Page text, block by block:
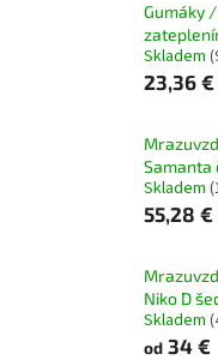
Gumáky
Skladem
23,36 €
Samanta
Skladem
55,28 €
Niko D
Skladem
od 34 €